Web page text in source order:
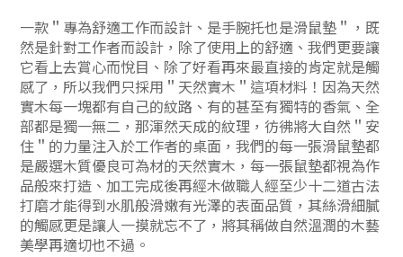
一款＂專為舒適工作而設計、是手腕托也是滑鼠墊＂，既
然是針對工作者而設計，除了使用上的舒適、我們更要讓
它看上去賞心而悅目、除了好看再來最直接的肯定就是觸
感了，所以我們只採用＂天然實木＂這項材料！因為天然
實木每一塊都有自己的紋路、有的甚至有獨特的香氣、全
部都是獨一無二，那渾然天成的紋理，彷彿將大自然＂安
住＂的力量注入於工作者的桌面，我們的每一張滑鼠墊都
是嚴選木質優良可為材的天然實木，每一張鼠墊都視為作
品般來打造、加工完成後再經木做職人經至少十二道古法
打磨才能得到水肌般滑嫩有光澤的表面品質，其絲滑細膩
的觸感更是讓人一摸就忘不了，將其稱做自然溫潤的木藝
美學再適切也不過。